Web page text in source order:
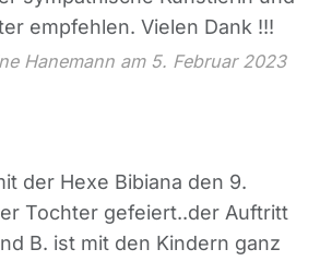
empfehlen. Vielen Dank !!!
Hanemann am 5. Februar 2023
der Hexe Bibiana den 9.
Tochter gefeiert..der Auftritt
B. ist mit den Kindern ganz